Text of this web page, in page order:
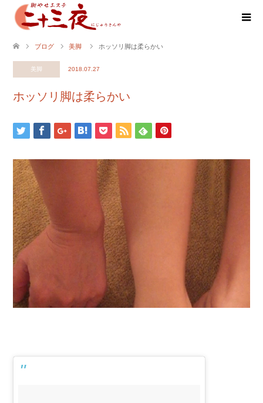
ブログ 美脚 ホッソリ脚は柔らかい
美脚 2018.07.27
ホッソリ脚は柔らかい